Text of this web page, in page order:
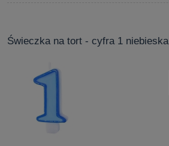
Świeczka na tort - cyfra 1 niebieska